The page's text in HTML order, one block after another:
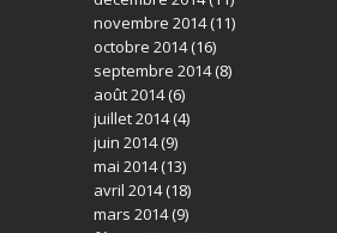
novembre 2014(11)
octobre 2014(16)
septembre 2014(8)
août 2014(6)
juillet 2014(4)
juin 2014(9)
mai 2014(13)
avril 2014(18)
mars 2014(9)